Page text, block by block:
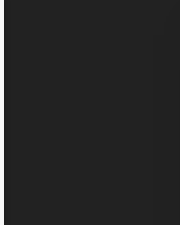
Sketchbook5,
Sketchbook5,
Sketchbook5,
Sketchbook5,